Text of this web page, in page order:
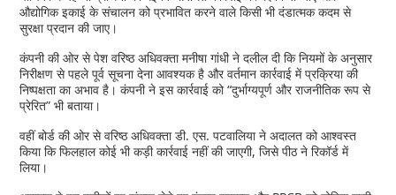
औद्योगिक इकाई के संचालन को प्रभावित करने वाले किसी भी दंडात्मक कदम से
सुरक्षा प्रदान की जाए।
कंपनी की ओर से पेश वरिष्ठ अधिवक्ता मनीषा गांधी ने दलील दी कि नियमों के अनुसार
निरीक्षण से पहले पूर्व सूचना देना आवश्यक है और वर्तमान कार्रवाई में प्रक्रिया की
निष्पक्षता का अभाव है। कंपनी ने इस कार्रवाई को “दुर्भाग्यपूर्ण और राजनीतिक रूप से
प्रेरित” भी बताया।
वहीं बोर्ड की ओर से वरिष्ठ अधिवक्ता डी. एस. पटवालिया ने अदालत को आश्वस्त
किया कि फिलहाल कोई भी कड़ी कार्रवाई नहीं की जाएगी, जिसे पीठ ने रिकॉर्ड में
लिया।